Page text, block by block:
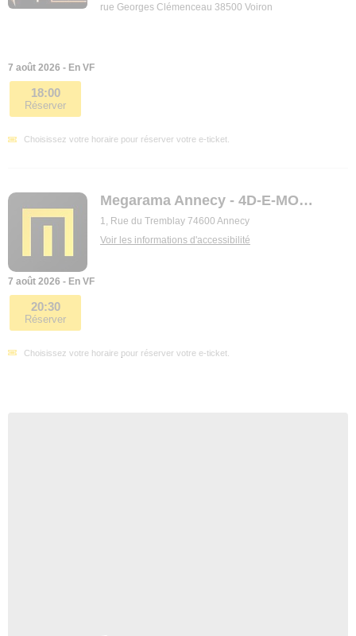
rue Georges Clémenceau 38500 Voiron
7 août 2026 - En VF
18:00
Réserver
Choisissez votre horaire pour réserver votre e-ticket.
Megarama Annecy - 4D-E-MOTION
1, Rue du Tremblay 74600 Annecy
Voir les informations d'accessibilité
7 août 2026 - En VF
20:30
Réserver
Choisissez votre horaire pour réserver votre e-ticket.